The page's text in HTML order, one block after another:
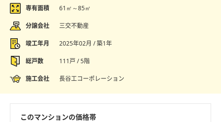
専有面積 61㎡～85㎡
分譲会社 三交不動産
竣工年月 2025年02月 / 築1年
総戸数 111戸 / 5階
施工会社 長谷工コーポレーション
このマンションの価格帯